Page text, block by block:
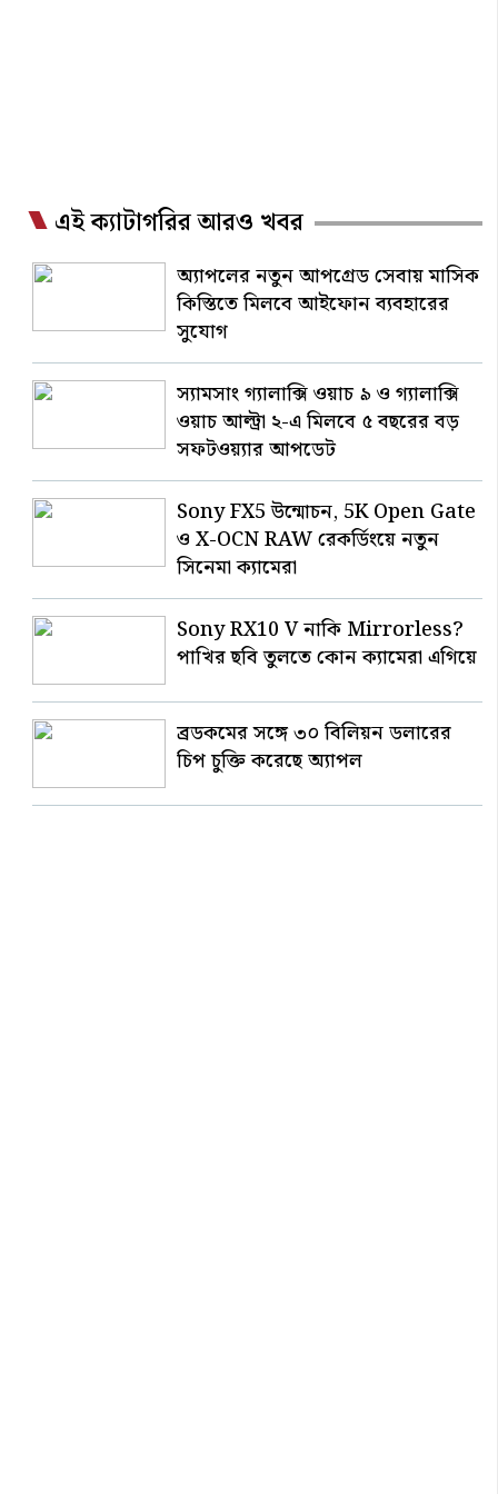
এই ক্যাটাগরির আরও খবর
অ্যাপলের নতুন আপগ্রেড সেবায় মাসিক
কিস্তিতে মিলবে আইফোন ব্যবহারের
সুযোগ
স্যামসাং গ্যালাক্সি ওয়াচ ৯ ও গ্যালাক্সি
ওয়াচ আল্ট্রা ২-এ মিলবে ৫ বছরের বড়
সফটওয়্যার আপডেট
Sony FX5 উন্মোচন, 5K Open Gate
ও X-OCN RAW রেকর্ডিংয়ে নতুন
সিনেমা ক্যামেরা
Sony RX10 V নাকি Mirrorless?
পাখির ছবি তুলতে কোন ক্যামেরা এগিয়ে
ব্রডকমের সঙ্গে ৩০ বিলিয়ন ডলারের
চিপ চুক্তি করেছে অ্যাপল